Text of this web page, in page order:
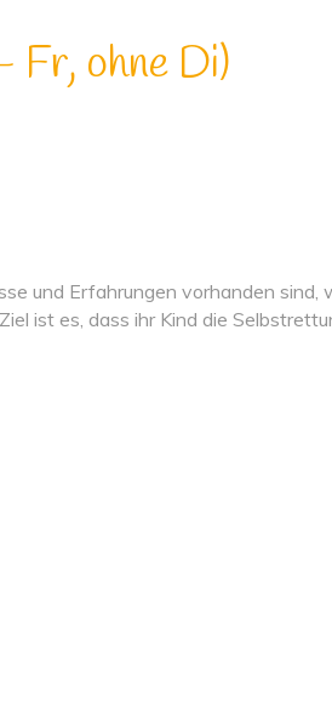
ohne Di)
und Erfahrungen vorhanden sind,
ist es, dass ihr Kind die